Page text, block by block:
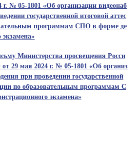
г. № 05-1801 «Об организации видеонаб
государственной итоговой аттес
программам СПО в форме де
экзамена»
Министерства просвещения Росси
29 мая 2024 г. № 05-1801 «Об организ
при проведении государственной
по образовательным программам С
экзамена»